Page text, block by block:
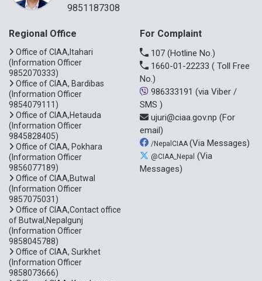
9851187308
Regional Office
Office of CIAA,Itahari
(Information Officer
9852070333)
Office of CIAA, Bardibas
(Information Officer
9854079111)
Office of CIAA,Hetauda
(Information Officer
9845828405)
Office of CIAA, Pokhara
(Information Officer
9856077189)
Office of CIAA,Butwal
(Information Officer
9857075031)
Office of CIAA,Contact office
of Butwal,Nepalgunj
(Information Officer
9858045788)
Office of CIAA, Surkhet
(Information Officer
9858073666)
For Complaint
107 (Hotline No.)
1660-01-22233 ( Toll Free
No.)
986333191 (via Viber /
SMS )
ujuri@ciaa.gov.np (For
email)
/NepalCIAA (Via Messages)
@CIAA_Nepal (Via
Messages)